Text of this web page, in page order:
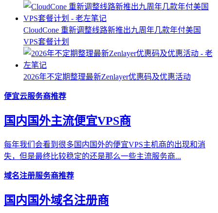
CloudCone 重新调整线路新推出九周年几款年付美国
VPS套餐计划
2026年不定期整理最新Zenlayer优惠码及优惠活动
便宜云服务商推荐
国内国外主流便宜VPS商
每年我们会看到很多国内国外的便宜VPS主机商的出现和消
失，但是最终比较稳定的还是那么一些主流服务商...
域名注册服务商推荐
国内国外域名注册商